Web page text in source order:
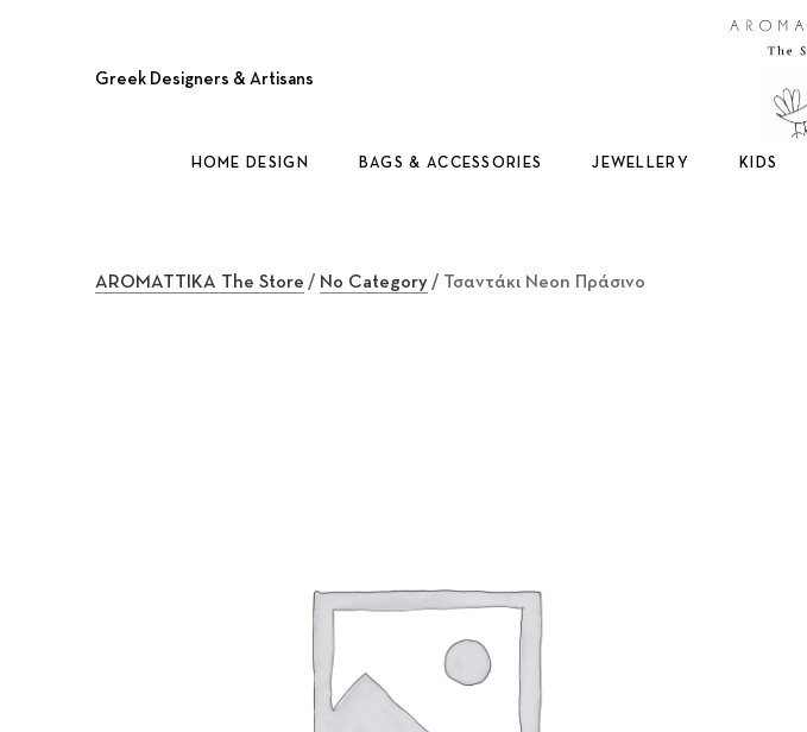
Greek Designers & Artisans
HOME DESIGN BAGS & ACCESSORIES JEWELLERY KIDS
AROMATTIKA The Store / No Category/ Τσαντάκι Neon Πράσινο